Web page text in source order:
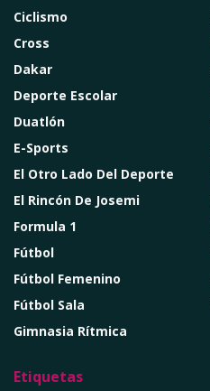
Ciclismo
Cross
Dakar
Deporte Escolar
Duatlón
E-Sports
El Otro Lado Del Deporte
El Rincón De Josemi
Formula 1
Fútbol
Fútbol Femenino
Fútbol Sala
Gimnasia Rítmica
Etiquetas